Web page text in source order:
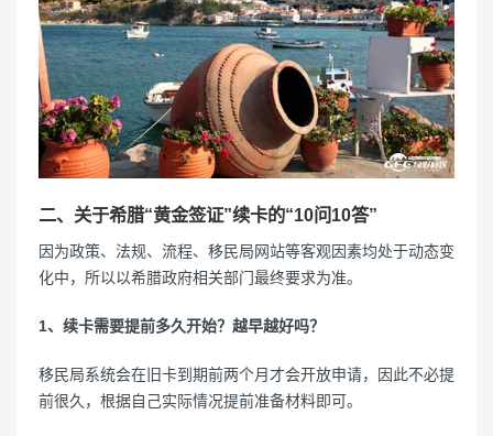
二、关于希腊“黄金签证”续卡的“10问10答”
因为政策、法规、流程、移民局网站等客观因素均处于动态变
化中，所以以希腊政府相关部门最终要求为准。
1、续卡需要提前多久开始？越早越好吗？
移民局系统会在旧卡到期前两个月才会开放申请，因此不必提
前很久，根据自己实际情况提前准备材料即可。